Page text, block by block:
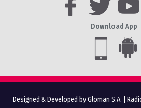
Download App
Designed & Developed by Gloman S.A.